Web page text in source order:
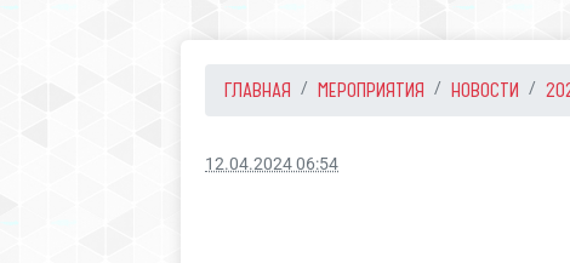
ГЛАВНАЯ МЕРОПРИЯТИЯ НОВОСТИ
12.04.2024 06:54